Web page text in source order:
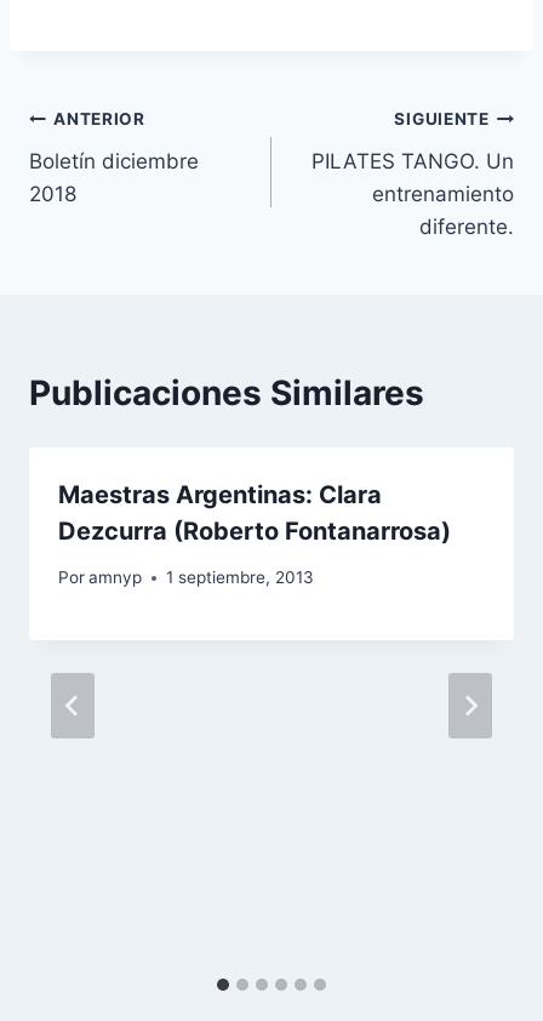
Navegación
de
ANTERIOR
Boletín diciembre
2018
SIGUIENTE
PILATES TANGO. Un
entrenamiento
diferente.
Publicaciones Similares
Maestras Argentinas: Clara
Dezcurra (Roberto Fontanarrosa)
Poramnyp 1 septiembre, 2013